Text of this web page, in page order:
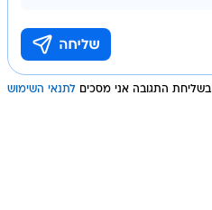
בשליחת התגובה אני מסכים לתנאי השימוש